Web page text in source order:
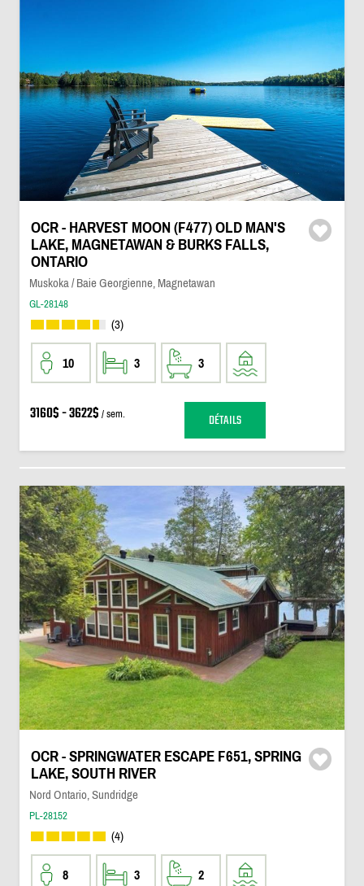
OCR - HARVEST MOON (F477) OLD MAN'S
LAKE, MAGNETAWAN & BURKS FALLS,
ONTARIO
Muskoka / Baie Georgienne, Magnetawan
GL-28148
(3)
10 3 3
3160$ - 3622$ / sem. DÉTAILS
OCR - SPRINGWATER ESCAPE F651, SPRING
LAKE, SOUTH RIVER
Nord Ontario, Sundridge
PL-28152
(4)
8 3 2